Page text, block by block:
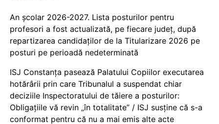
An școlar 2026-2027. Lista posturilor pentru
profesori a fost actualizată, pe fiecare județ, după
repartizarea candidaților de la Titularizare 2026 pe
posturi pe perioadă nedeterminată
ISJ Constanța pasează Palatului Copiilor executarea
hotărârii prin care Tribunalul a suspendat chiar
deciziile Inspectoratului de tăiere a posturilor:
Obligațiile vă revin „în totalitate” / ISJ susține că s-a
conformat pentru că nu a mai emis alte acte